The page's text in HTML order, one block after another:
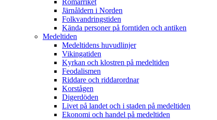
Järnåldern i Norden
Folkvandringstiden
Kända personer på forntiden och antiken
Medeltiden
Medeltidens huvudlinjer
Vikingatiden
Kyrkan och klostren på medeltiden
Feodalismen
Riddare och riddarordnar
Korstågen
Digerdöden
Livet på landet och i staden på medeltiden
Ekonomi och handel på medeltiden